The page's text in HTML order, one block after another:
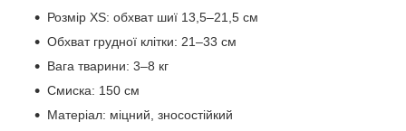
Розмір XS: обхват шиї 13,5–21,5 см
Обхват грудної клітки: 21–33 см
Вага тварини: 3–8 кг
Смиска: 150 см
Матеріал: міцний, зносостійкий